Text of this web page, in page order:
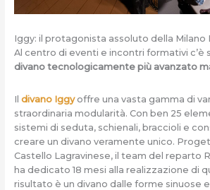
Iggy: il protagonista assoluto della Milano
Al centro di eventi e incontri formativi c’è
divano tecnologicamente più avanzato
Il divano Iggyoffre una vasta gamma di
straordinaria modularità. Con ben 25
sistemi di seduta, schienali, braccioli e
creare un divano veramente unico.
Castello Lagravinese, il team del reparto
ha dedicato 18 mesi alla realizzazione di
risultato è un divano dalle forme sinuose